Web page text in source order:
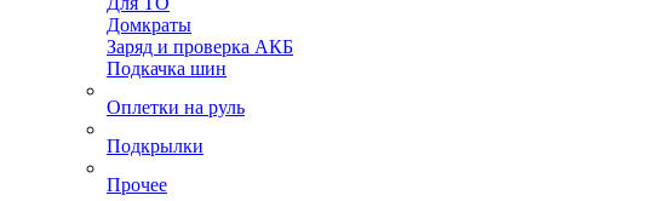
Домкраты
Заряд и проверка АКБ
Подкачка шин
Оплетки на руль
Подкрылки
Прочее